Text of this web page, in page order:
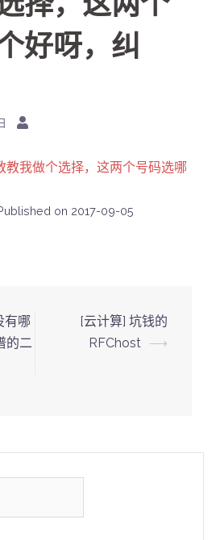
好呀，纠
教我做个选择，这两个号码选哪
on 2017-09-05
有哪
的二
[云计算] 坑钱的
RFChost ⟶